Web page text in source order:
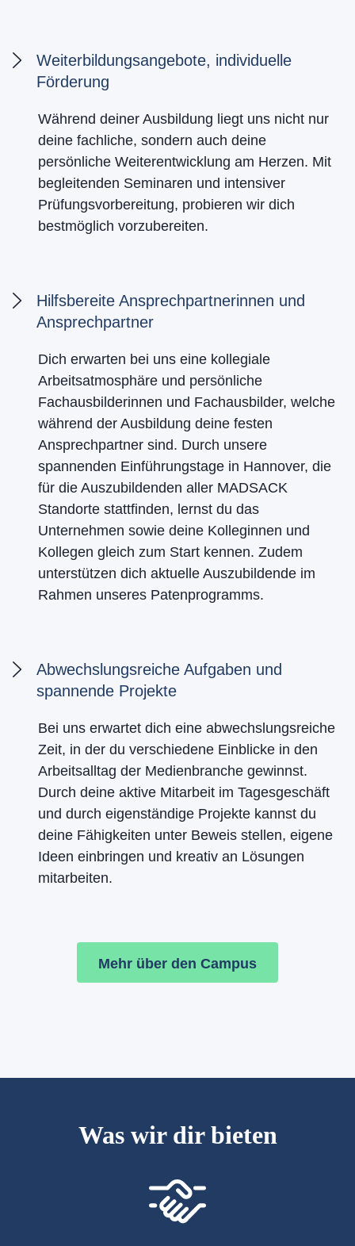
Weiterbildungsangebote, individuelle
Förderung
Während deiner Ausbildung liegt uns nicht nur
deine fachliche, sondern auch deine
persönliche Weiterentwicklung am Herzen. Mit
begleitenden Seminaren und intensiver
Prüfungsvorbereitung, probieren wir dich
bestmöglich vorzubereiten.
Hilfsbereite Ansprechpartnerinnen und
Ansprechpartner
Dich erwarten bei uns eine kollegiale
Arbeitsatmosphäre und persönliche
Fachausbilderinnen und Fachausbilder, welche
während der Ausbildung deine festen
Ansprechpartner sind. Durch unsere
spannenden Einführungstage in Hannover, die
für die Auszubildenden aller MADSACK
Standorte stattfinden, lernst du das
Unternehmen sowie deine Kolleginnen und
Kollegen gleich zum Start kennen. Zudem
unterstützen dich aktuelle Auszubildende im
Rahmen unseres Patenprogramms.
Abwechslungsreiche Aufgaben und
spannende Projekte
Bei uns erwartet dich eine abwechslungsreiche
Zeit, in der du verschiedene Einblicke in den
Arbeitsalltag der Medienbranche gewinnst.
Durch deine aktive Mitarbeit im Tagesgeschäft
und durch eigenständige Projekte kannst du
deine Fähigkeiten unter Beweis stellen, eigene
Ideen einbringen und kreativ an Lösungen
mitarbeiten.
Mehr über den Campus
Was wir dir bieten